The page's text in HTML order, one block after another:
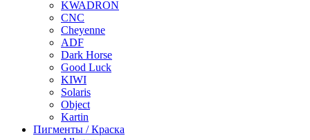
KWADRON
CNC
Cheyenne
ADF
Dark Horse
Good Luck
KIWI
Solaris
Object
Kartin
Пигменты / Краска